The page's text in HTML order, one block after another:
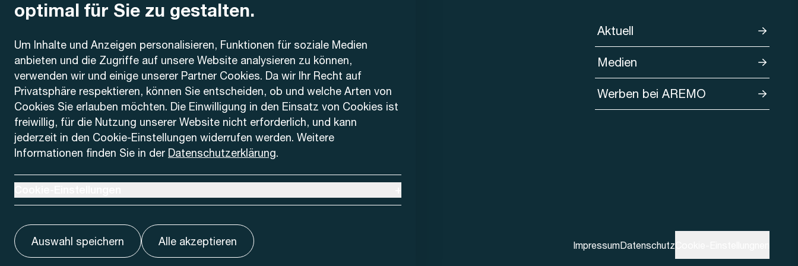
optimal für Sie zu gestalten.
Um Inhalte und Anzeigen personalisieren, Funktionen für soziale Medien
anbieten und die Zugriffe auf unsere Website analysieren zu können,
verwenden wir und einige unserer Partner Cookies. Da wir Ihr Recht auf
Privatsphäre respektieren, können Sie entscheiden, ob und welche Arten von
Cookies Sie erlauben möchten. Die Einwilligung in den Einsatz von Cookies ist
freiwillig, für die Nutzung unserer Website nicht erforderlich, und kann
jederzeit in den Cookie-Einstellungen widerrufen werden. Weitere
Informationen finden Sie in der Datenschutzerklärung.
Auswahl speichern Alle akzeptieren
AREMO
Busbetrieb Solothurn Grenchen und Umgebung AG
Dornacherstrasse 48
4500 Solothurn
Telefon
+41 32 622 37 22
Kontaktformular
Aktuell
Medien
Werben bei AREMO
ImpressumDatenschutz